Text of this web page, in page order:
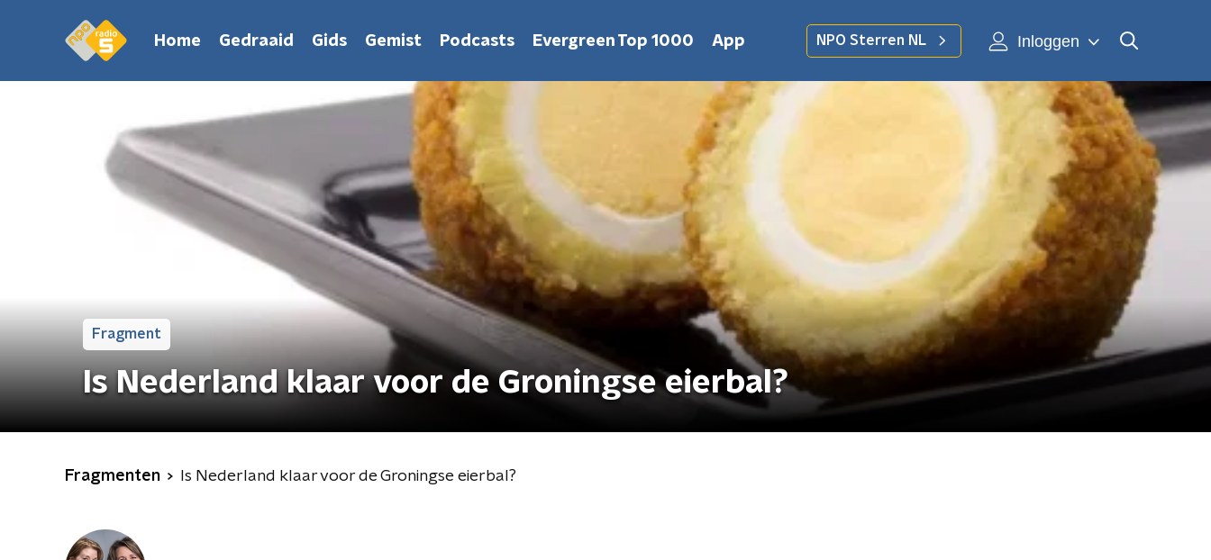
Home Gedraaid Gids Gemist Podcasts Evergreen Top 1000 App NPO Sterren NL Inloggen
Fragment
Is Nederland klaar voor de Groningse eierbal?
Fragmenten Is Nederland klaar voor de Groningse eierbal?